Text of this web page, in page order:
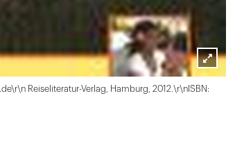
Lightbox
öffnen
Reiseliteratur-Verlag, Hamburg, 2012.\r\nISBN: